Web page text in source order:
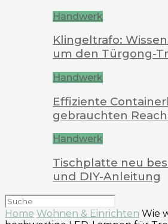
Handwerk
Klingeltrafo:
um den Türgong-
Handwerk
Effiziente
gebrauchten
Handwerk
Tischplatte neu
und DIY-Anleitung
Home Wohnen & Einrichten Wie